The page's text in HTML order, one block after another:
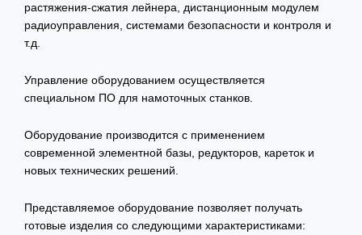
растяжения-сжатия лейнера, дистанционным модулем
радиоуправления, системами безопасности и контроля и
т.д.
Управление оборудованием осуществляется
специальном ПО для намоточных станков.
Оборудование производится с применением
современной элементной базы, редукторов, кареток и
новых технических решений.
Представляемое оборудование позволяет получать
готовые изделия со следующими характеристиками: